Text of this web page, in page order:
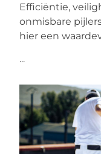
Efficiëntie,
onmisbare
hier een
...